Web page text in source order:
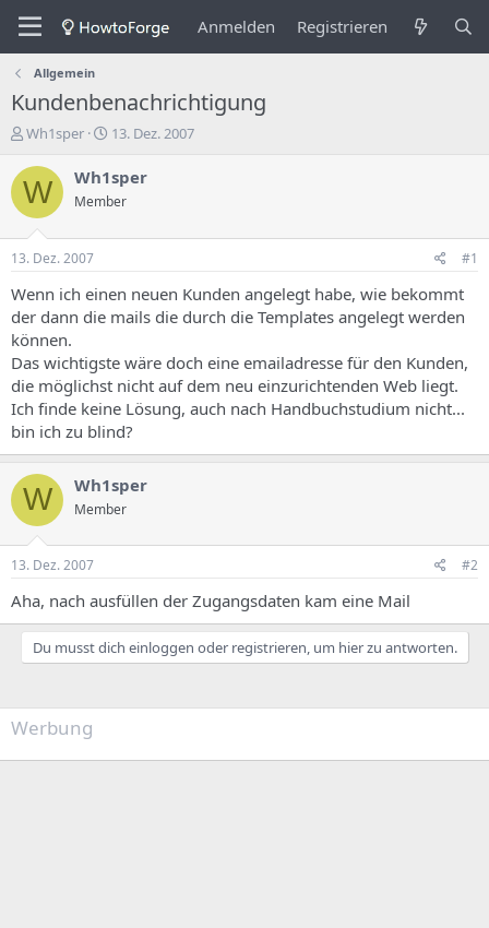
Anmelden Registrieren
Allgemein
Kundenbenachrichtigung
E
s
t
e
e
r
e
s
T
h
e
m
Wh1sper
E
s
e
n
s
a
t
u
m
13. Dez. 2007
W Wh1sper
Member
13. Dez. 2007 #1
Wenn ich einen neuen Kunden angelegt habe, wie bekommt
der dann die mails die durch die Templates angelegt werden
können.
Das wichtigste wäre doch eine emailadresse für den Kunden,
die möglichst nicht auf dem neu einzurichtenden Web liegt.
Ich finde keine Lösung, auch nach Handbuchstudium nicht...
bin ich zu blind?
W Wh1sper
Member
13. Dez. 2007 #2
Aha, nach ausfüllen der Zugangsdaten kam eine Mail
Du musst dich einloggen oder registrieren, um hier zu antworten.
Werbung